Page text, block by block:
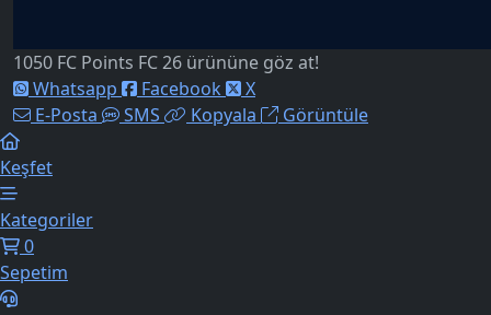
1050 FC Points FC 26 ürününe göz at!
Whatsapp
Facebook
X
E-Posta
SMS Kopyala Görüntüle
Keşfet
Kategoriler
0
Sepetim